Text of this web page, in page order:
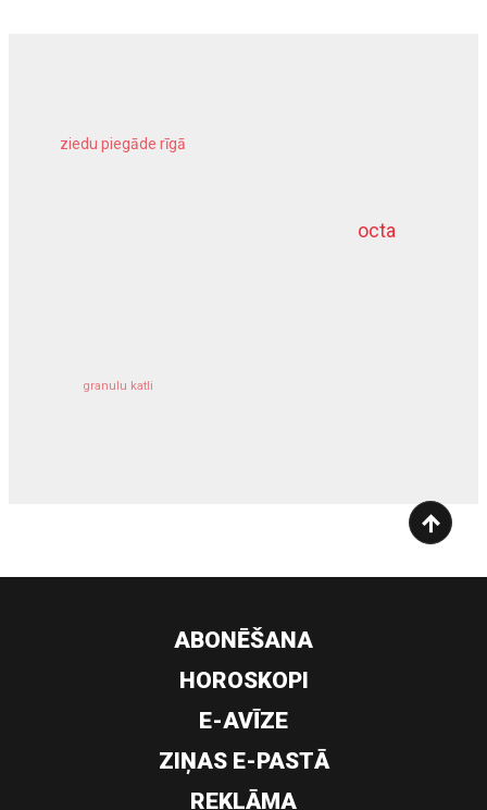
octa
ziedu piegāde rīgā
granulu katli
dziļurbums
ABONĒŠANA
HOROSKOPI
E-AVĪZE
ZIŅAS E-PASTĀ
REKLĀMA